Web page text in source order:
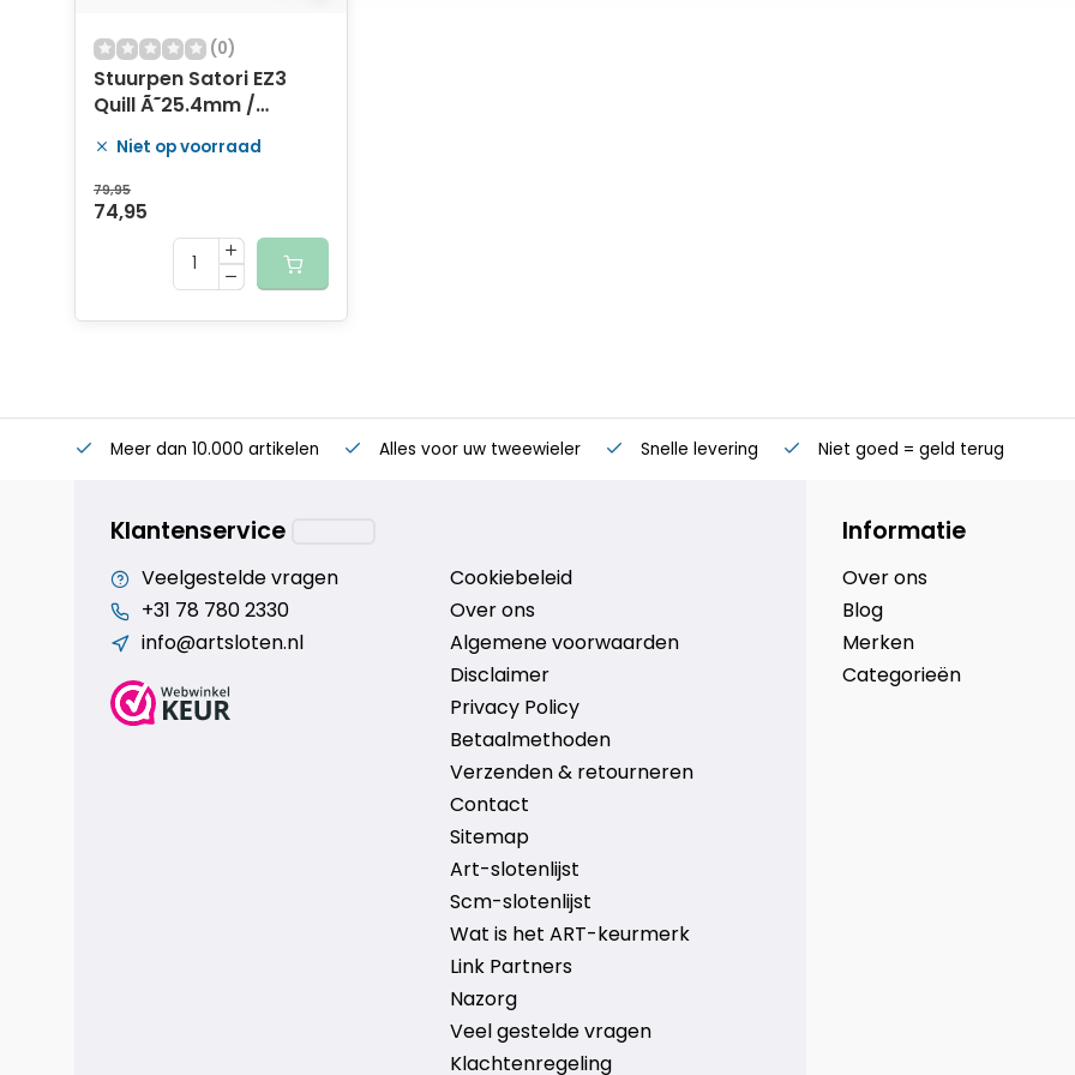
(0)
Stuurpen Satori EZ3
Quill Ã˜25.4mm /
230mm - mat zwart
Niet op voorraad
79,95
74,95
Meer dan 10.000 artikelen Alles voor uw tweewieler Snelle levering Niet goed = geld terug
Klantenservice
Veelgestelde vragen
+31 78 780 2330
info@artsloten.nl
Cookiebeleid
Over ons
Algemene voorwaarden
Disclaimer
Privacy Policy
Betaalmethoden
Verzenden & retourneren
Contact
Sitemap
Art-slotenlijst
Scm-slotenlijst
Wat is het ART-keurmerk
Link Partners
Nazorg
Veel gestelde vragen
Klachtenregeling
Informatie
Over ons
Blog
Merken
Categorieën